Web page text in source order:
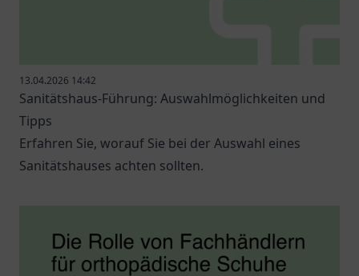
13.04.2026 14:42
Sanitätshaus-Führung: Auswahlmöglichkeiten und
Tipps
Erfahren Sie, worauf Sie bei der Auswahl eines
Sanitätshauses achten sollten.